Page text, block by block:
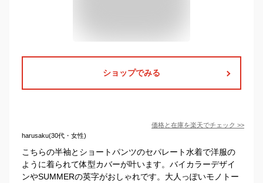
ショップでみる
価格と在庫を楽天でチェック >>
harusaku(30代・女性)
こちらの半袖とショートパンツのセパレート水着で洋服の
ように着られて体型カバーが叶います。バイカラーデザイ
ンやSUMMERの英字がおしゃれです。大人っぽいモノトー